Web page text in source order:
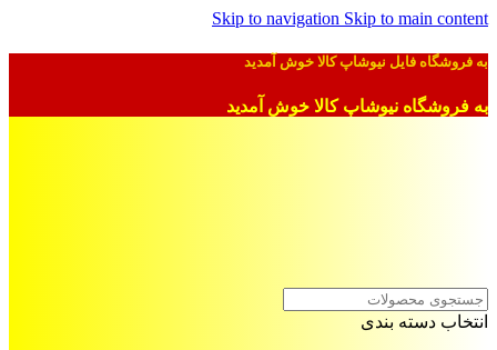
Skip to navigation Skip to main content
به فروشگاه فایل نیوشاپ کالا خوش آمدید
به فروشگاه نیوشاپ کالا خوش آمدید
انتخاب دسته بندی